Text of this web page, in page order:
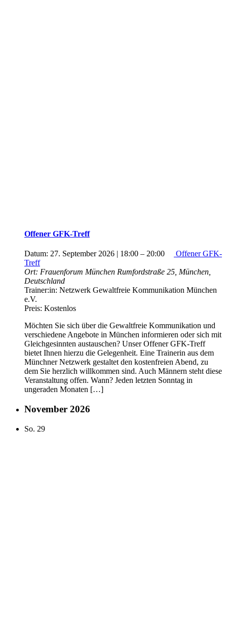
Offener GFK-Treff
Datum: 27. September 2026 | 18:00 – 20:00
Offener GFK-
Treff
Ort: Frauenforum München Rumfordstraße 25, München,
Deutschland
Trainer:in: Netzwerk Gewaltfreie Kommunikation München
e.V.
Preis: Kostenlos
Möchten Sie sich über die Gewaltfreie Kommunikation und
verschiedene Angebote in München informieren oder sich mit
Gleichgesinnten austauschen? Unser Offener GFK-Treff
bietet Ihnen hierzu die Gelegenheit. Eine Trainerin aus dem
Münchner Netzwerk gestaltet den kostenfreien Abend, zu
dem Sie herzlich willkommen sind. Auch Männern steht diese
Veranstaltung offen. Wann? Jeden letzten Sonntag in
ungeraden Monaten […]
November 2026
So. 29